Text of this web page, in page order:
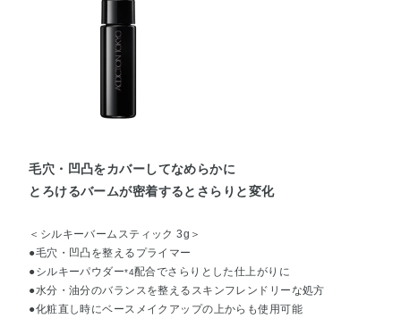
毛穴・凹凸をカバーしてなめらかに
とろけるバームが密着するとさらりと変化
＜シルキーバームスティック 3g＞
●毛穴・凹凸を整えるプライマー
●シルキーパウダー*4配合でさらりとした仕上がりに
●水分・油分のバランスを整えるスキンフレンドリーな処方
●化粧直し時にベースメイクアップの上からも使用可能